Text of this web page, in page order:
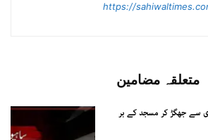
https://
متعلقہ مضامین
نے بیوی سے جھگڑ کر مسجد کے بر